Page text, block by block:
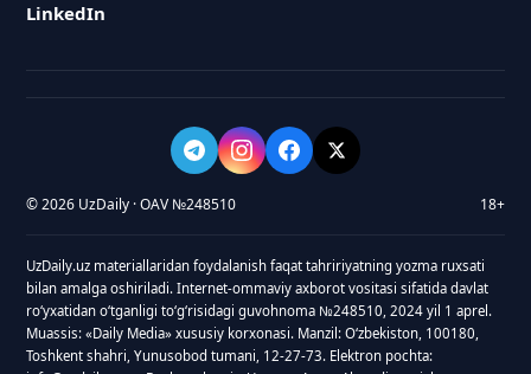
LinkedIn
© 2026 UzDaily · OAV №248510 18+
UzDaily.uz materiallaridan foydalanish faqat tahririyatning yozma ruxsati
bilan amalga oshiriladi. Internet-ommaviy axborot vositasi sifatida davlat
roʻyxatidan oʻtganligi toʻgʻrisidagi guvohnoma №248510, 2024 yil 1 aprel.
Muassis: «Daily Media» xususiy korxonasi. Manzil: Oʻzbekiston, 100180,
Toshkent shahri, Yunusobod tumani, 12-27-73. Elektron pochta: